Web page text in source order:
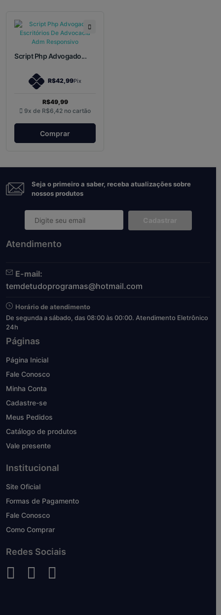
Script Php Advogado...
R$42,99Pix
R$49,99
9x de R$6,42 no cartão
Comprar
Seja o primeiro a saber, receba atualizações sobre
nossos produtos
Cadastrar
Atendimento
E-mail:
temdetudoprogramas@hotmail.com
Horário de atendimento
De segunda a sábado, das 08:00 às 00:00. Atendimento Eletrônico
24h
Páginas
Página Inicial
Fale Conosco
Minha Conta
Cadastre-se
Meus Pedidos
Catálogo de produtos
Vale presente
Institucional
Site Oficial
Formas de Pagamento
Fale Conosco
Como Comprar
Redes Sociais